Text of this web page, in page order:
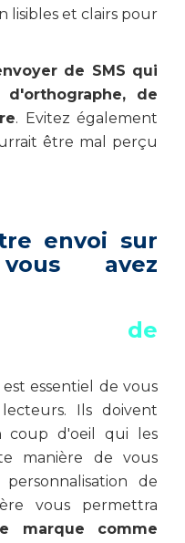
lisibles et clairs pour
de SMS qui
de
. Evitez également
être mal perçu
envoi sur
avez
de
essentiel de vous
Ils doivent
coup d'oeil qui les
manière de vous
de
vous permettra
marque comme